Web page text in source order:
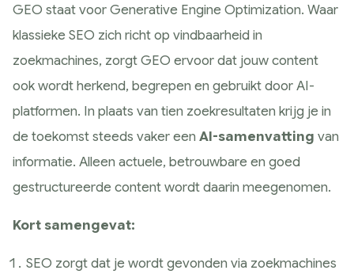
Innoveren
AI toepassingen
Marketing technologie
Data gedreven
Samen Groeien
Succesverhalen
Blogs
Hulp nodig?
GEO staat voorGenerative Engine Optimization. Waar
klassieke SEO zich richt op vindbaarheid in
zoekmachines, zorgt GEO ervoor dat jouw content
ook wordt herkend, begrepen en gebruikt door AI-
platformen. In plaats van tien zoekresultaten krijg je in
de toekomst steeds vaker een AI-samenvatting van
informatie. Alleen actuele, betrouwbare en goed
gestructureerde content wordt daarin meegenomen.
Kort samengevat:
SEO zorgt dat je wordt gevonden via zoekmachines